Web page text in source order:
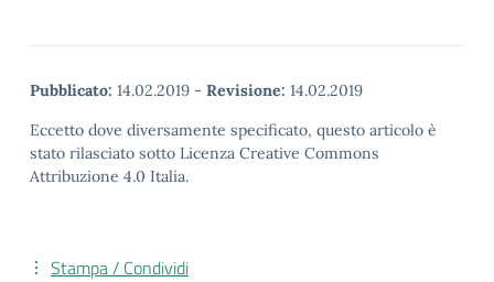
Pubblicato: 14.02.2019 - Revisione: 14.02.2019
Eccetto dove diversamente specificato, questo articolo è
stato rilasciato sotto Licenza Creative Commons
Attribuzione 4.0 Italia.
Stampa / Condividi